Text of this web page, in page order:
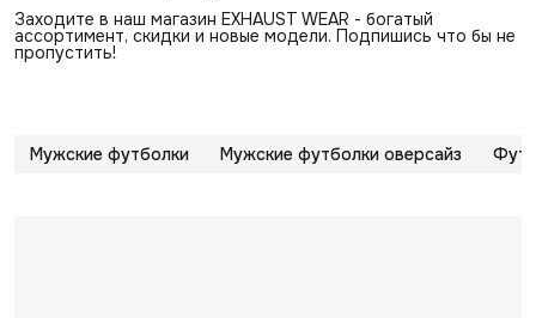
Заходите в наш магазин EXHAUST WEAR - богатый
ассортимент, скидки и новые модели. Подпишись что бы не
пропустить!
Мужские футболки Мужские футболки оверсайз